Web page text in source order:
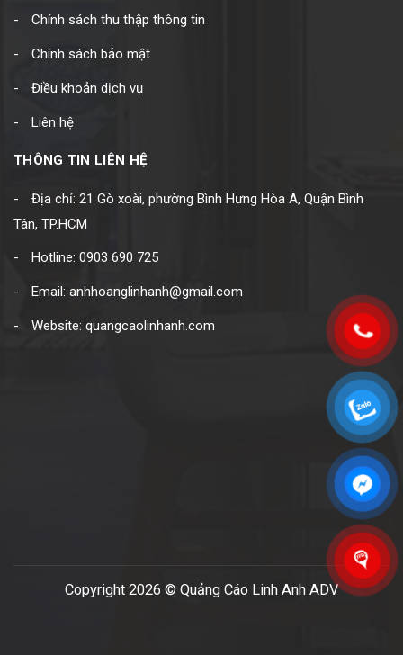
Chính sách thu thập thông tin
Chính sách bảo mật
Điều khoản dịch vụ
Liên hệ
THÔNG TIN LIÊN HỆ
Địa chỉ: 21 Gò xoài, phường Bình Hưng Hòa A, Quận Bình
Tân, TP.HCM
Hotline: 0903 690 725
Email: anhhoanglinhanh@gmail.com
Website: quangcaolinhanh.com
Copyright 2026 © Quảng Cáo Linh Anh ADV